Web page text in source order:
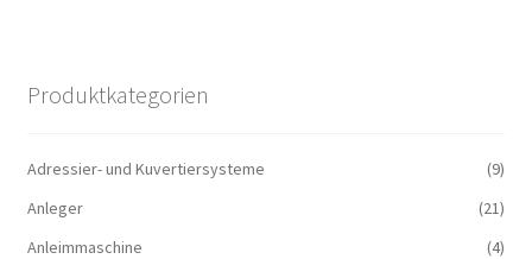
Produktkategorien
Adressier- und Kuvertiersysteme
(9)
Anleger
(21)
Anleimmaschine
(4)